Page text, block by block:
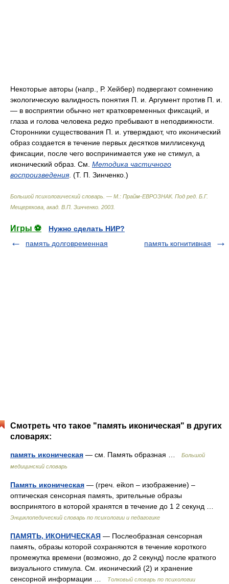
Некоторые авторы (напр., Р. Хейбер) подвергают сомнению
экологическую валидность понятия П. и. Аргумент против П. и.
— в восприятии обычно нет кратковременных фиксаций, и
глаза и голова человека редко пребывают в неподвижности.
Сторонники существования П. и. утверждают, что иконический
образ создается в течение первых десятков миллисекунд
фиксации, после чего воспринимается уже не стимул, а
иконический образ. См. Методика частичного
воспроизведения. (Т. П. Зинченко.)
Большой психологический словарь. — М.: Прайм-ЕВРОЗНАК. Под ред. Б.Г.
Мещерякова, акад. В.П. Зинченко 2003
Игры ⚽
Нужно сделать НИР?
память долговременная
память когнитивная
Смотреть что такое "память иконическая" в других
словарях:
память иконическая — см. Память образная …
Большой
медицинский словарь
Память иконическая — (греч. eikon – изображение) –
оптическая сенсорная память, зрительные образы
воспринятого в которой хранятся в течение до 1 2 секунд …
Энциклопедический словарь по психологии и педагогике
ПАМЯТЬ, ИКОНИЧЕСКАЯ — Послеобразная сенсорная
память, образы которой сохраняются в течение короткого
промежутка времени (возможно, до 2 секунд) после краткого
визуального стимула. См. иконический (2) и хранение
сенсорной информации …
Толковый словарь по психологии